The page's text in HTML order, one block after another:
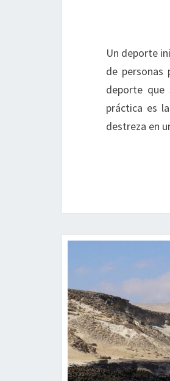
Un deporte
de personas
deporte que
práctica es
destreza en